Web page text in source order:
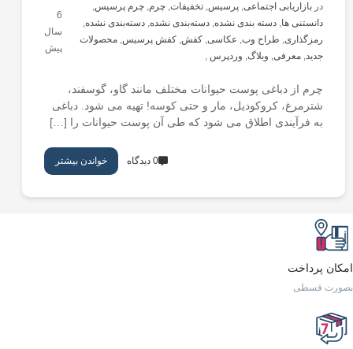
دربازاریابی اجتماعی,پرسیس,تخفیفات,چرم,چرم پرسیس,
دانستنی ها,دسته بندی نشده,دسته‌بندی نشده,دسته‌بندی نشده,
رمزگذاری, طراح وب, عکاسی,کفش,کفش پرسیس,محصولات
جدید,معرفی, وبلاگ, وردپرس ,
6
سال
پیش
چرم از دباغی پوست حیوانات مختلف مانند گاو، گوسفند،
شترمرغ، کروکودیل، مار و حتی کوسه! تهیه می شود. دباغی
به فرآیندی اطلاق می شود که طی آن پوست حیوانات را […]
0 دیدگاه خواندن بیشتر
امکان پرداخت
بصورت قسطی